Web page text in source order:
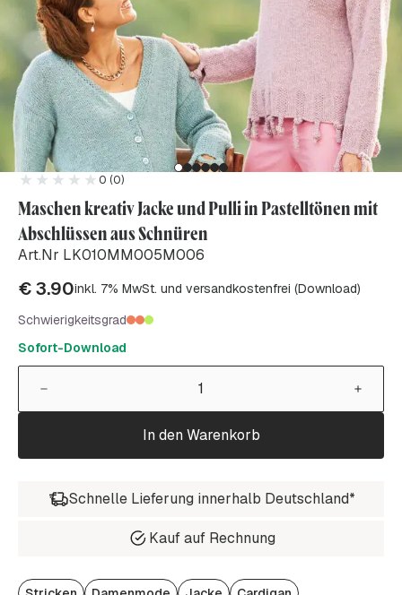
0 (0)
Maschen kreativ Jacke und Pulli in Pastelltönen mit
Abschlüssen aus Schnüren
Art.Nr LK010MM005M006
€3.90inkl. 7% MwSt. und versandkostenfrei (Download)
Schwierigkeitsgrad
Sofort-Download
In den Warenkorb
Schnelle Lieferung innerhalb Deutschland*
Kauf auf Rechnung